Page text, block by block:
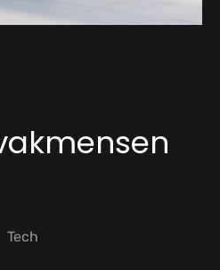
Tech